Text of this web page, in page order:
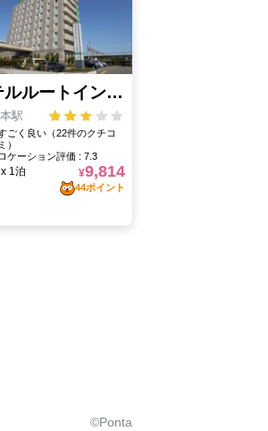
©Ponta